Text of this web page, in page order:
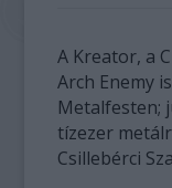
A Kreator, a
Arch Enemy
Metalfesten;
tízezer
Csillebérci